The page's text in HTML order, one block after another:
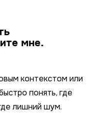
мне.
контекстом или
понять, где
лишний шум.